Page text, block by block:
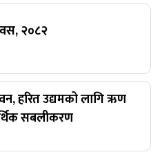
२०८२
हरित उद्यमको लागि ऋण
सबलीकरण